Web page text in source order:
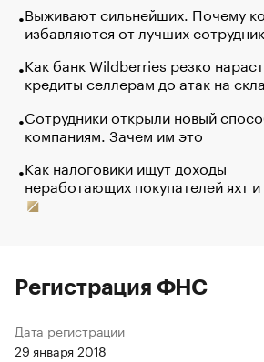
Выживают сильнейших. Почему
избавляются от лучших
Как банк Wildberries резко
кредиты селлерам до атак на
Сотрудники открыли новый
компаниям. Зачем им это
Как налоговики ищут доходы
неработающих покупателей яхт
Регистрация ФНС
Дата регистрации
29 января 2018